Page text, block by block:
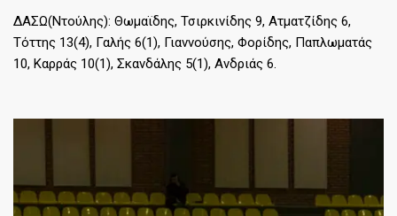
ΔΑΣΩ(Ντούλης): Θωμαϊδης, Τσιρκινίδης 9, Ατματζίδης 6,
Τόττης 13(4), Γαλής 6(1), Γιαννούσης, Φορίδης, Παπλωματάς
10, Καρράς 10(1), Σκανδάλης 5(1), Ανδριάς 6.